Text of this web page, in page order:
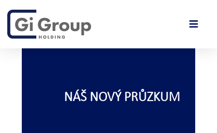
NÁŠ NOVÝ PRŮZKUM